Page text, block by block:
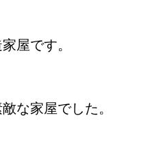
屋です。
な家屋でした。